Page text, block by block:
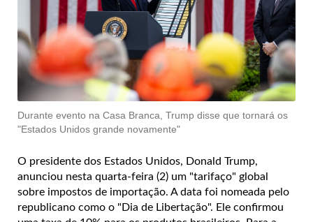
Durante evento na Casa Branca, Trump disse que tornará os
"Estados Unidos grande novamente"
O presidente dos Estados Unidos, Donald Trump,
anunciou nesta quarta-feira (2) um "tarifaço" global
sobre impostos de importação. A data foi nomeada pelo
republicano como o "Dia de Libertação". Ele confirmou